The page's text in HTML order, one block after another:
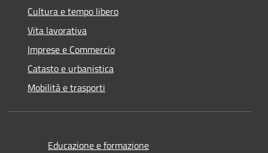
Cultura e tempo libero
Vita lavorativa
Imprese e Commercio
Catasto e urbanistica
Mobilità e trasporti
Educazione e formazione